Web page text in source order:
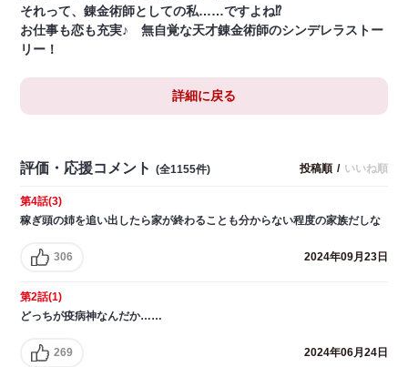
それって、錬金術師としての私……ですよね⁉
お仕事も恋も充実♪ 無自覚な天才錬金術師のシンデレラストー
リー！
詳細に戻る
評価・応援コメント (全1155件) 投稿順 / いいね順
第4話(3)
稼ぎ頭の姉を追い出したら家が終わることも分からない程度の家族だしな
306 2024年09月23日
第2話(1)
どっちが疫病神なんだか……
269 2024年06月24日